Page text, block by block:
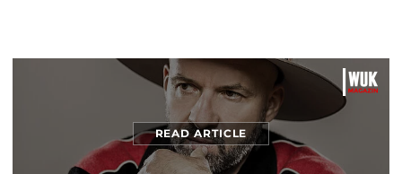
READ ARTICLE